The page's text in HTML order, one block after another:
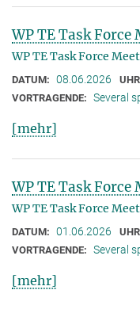
WP TE Task Force
WP TE Task Force
DATUM: 08.06.2026
VORTRAGENDE: Several
[mehr]
WP TE Task Force
WP TE Task Force
DATUM: 01.06.2026
VORTRAGENDE: Several
[mehr]